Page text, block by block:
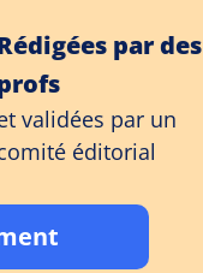
par des
validées par un
éditorial